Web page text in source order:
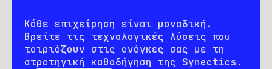
Κάθε επιχείρηση είναι μοναδική.
Βρείτε τις τεχνολογικές λύσεις που
ταιριάζουν στις ανάγκες σας με τη
στρατηγική καθοδήγηση της Synectics.